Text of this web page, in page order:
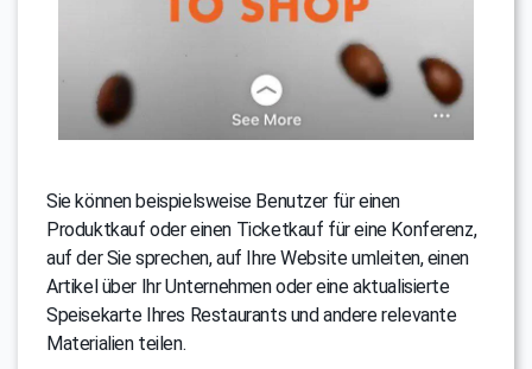
Sie können beispielsweise Benutzer für einen
Produktkauf oder einen Ticketkauf für eine Konferenz,
auf der Sie sprechen, auf Ihre Website umleiten, einen
Artikel über Ihr Unternehmen oder eine aktualisierte
Speisekarte Ihres Restaurants und andere relevante
Materialien teilen.